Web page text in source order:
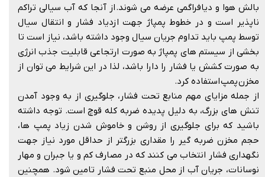
بالش هوا و دیافراگمی عرضه می شوند. از آنجا که آب سیالی تراکم
ناپذیر است و در خطوط پمپاژ جهت ازدیاد فشار و انتقال سیال
توسط پمپ باید تداوم جریان سیال وجود داشته باشد، نیاز است تا
بخشی از سیستم های پمپاژ به صورت ارتجاعی قابلیت جذب انرژی
به صورت کشش یا فشار را دارا باشد، لذا در این شرایط می توان از
مخزن پمپ استفاده کرد.
از جمله مزایای مهم منابع تحت فشار، جلوگیری از به وجود آمدن
تنش های بزرگ، به دلیل پدیده ضربه کله قوچ است. توجه داشته
باشید که برای جلوگیری از روشن و خاموش شدن زیاد پمپ ها،
حجم مخزن ضربه گیر را مقداری بزرگتر از حداقل مورد نیاز جهت
نگهداری فشار انتخاب می کنند که در مصارف کم و یا جبران و مهار
نوسانات، جریان آب از محل منبع تحت فشار تامین شود. همچنین